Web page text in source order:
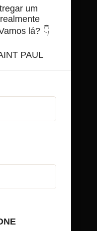
um
lá? 👇
PAUL